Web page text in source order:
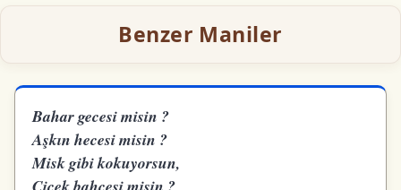
Benzer Maniler
Bahar gecesi misin ?
Aşkın hecesi misin ?
Misk gibi kokuyorsun,